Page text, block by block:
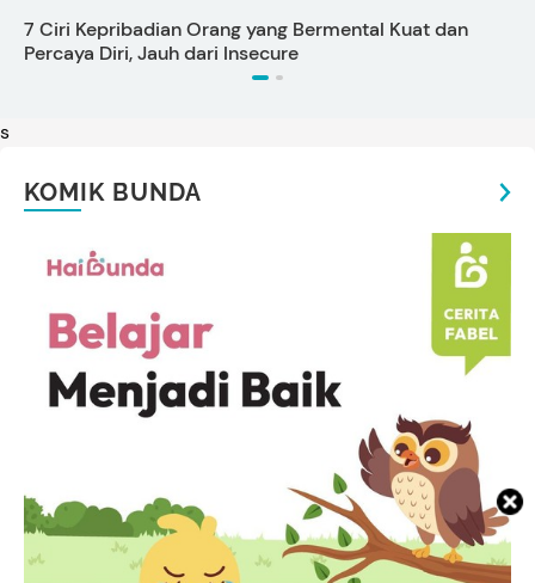
7 Ciri Kepribadian Orang yang Bermental Kuat dan
Percaya Diri, Jauh dari Insecure
s
KOMIK BUNDA